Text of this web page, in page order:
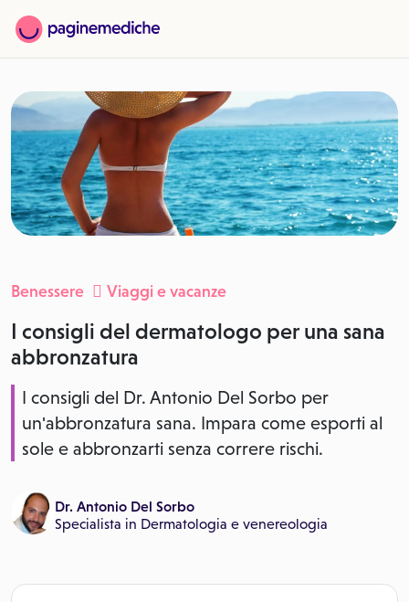
Benessere Viaggi e vacanze
I consigli del dermatologo per una sana
abbronzatura
I consigli del Dr. Antonio Del Sorbo per
un'abbronzatura sana. Impara come esporti al
sole e abbronzarti senza correre rischi.
Dr. Antonio Del Sorbo
Specialista in Dermatologia e venereologia